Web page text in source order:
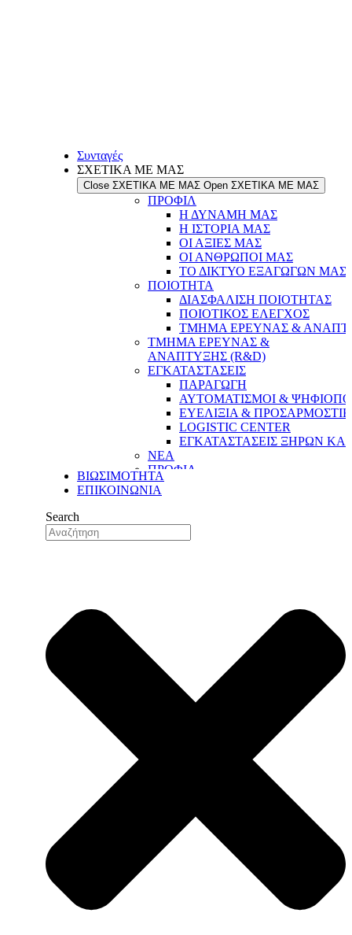
Συνταγές
ΣΧΕΤΙΚΑ ΜΕ ΜΑΣ
Close ΣΧΕΤΙΚΑ ΜΕ ΜΑΣ Open ΣΧΕΤΙΚΑ ΜΕ ΜΑΣ
ΠΡΟΦΙΛ
Η ΔΥΝΑΜΗ ΜΑΣ
Η ΙΣΤΟΡΙΑ ΜΑΣ
ΟΙ ΑΞΙΕΣ ΜΑΣ
ΟΙ ΑΝΘΡΩΠΟΙ ΜΑΣ
ΤΟ ΔΙΚΤΥΟ ΕΞΑΓΩΓΩΝ ΜΑΣ
ΠΟΙΟΤΗΤΑ
ΔΙΑΣΦΑΛΙΣΗ ΠΟΙΟΤΗΤΑΣ
ΠΟΙΟΤΙΚΟΣ ΕΛΕΓΧΟΣ
ΤΜΗΜΑ ΕΡΕΥΝΑΣ &
ΤΜΗΜΑ ΕΡΕΥΝΑΣ &
ΑΝΑΠΤΥΞΗΣ (R&D)
ΕΓΚΑΤΑΣΤΑΣΕΙΣ
ΠΑΡΑΓΩΓΗ
ΑΥΤΟΜΑΤΙΣΜΟΙ &
ΕΥΕΛΙΞΙΑ &
LOGISTIC CENTER
ΕΓΚΑΤΑΣΤΑΣΕΙΣ ΞΗΡΩΝ
ΝΕΑ
ΠΡΟΦΙΛ
ΟΙ ΑΝΘΡΩΠΟΙ ΜΑΣ
ΤΟ ΔΙΚΤΥΟ ΕΞΑΓΩΓΩΝ ΜΑΣ
ΠΑΡΑΓΩΓΗ
ΑΥΤΟΜΑΤΙΣΜΟΙ &
ΕΥΕΛΙΞΙΑ &
LOGISTIC CENTER
ΕΓΚΑΤΑΣΤΑΣΕΙΣ ΞΗΡΩΝ
ΒΙΩΣΙΜΟΤΗΤΑ
ΕΠΙΚΟΙΝΩΝΙΑ
Search